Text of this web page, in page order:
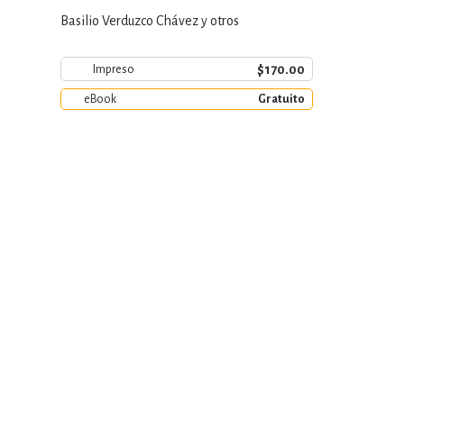
Basilio Verduzco Chávez y otros
Impreso $170.00
eBook Gratuito